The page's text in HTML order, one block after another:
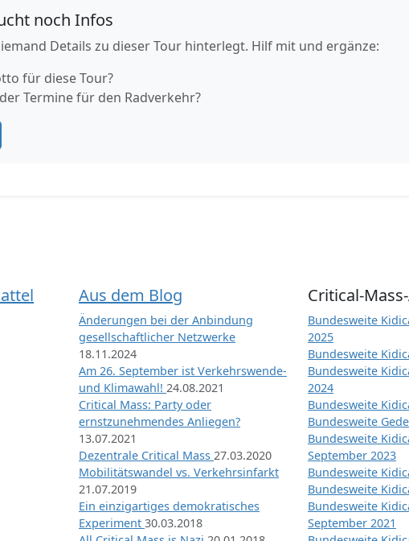
noch Infos
Details zu dieser Tour hinterlegt. Hilf mit und ergänze:
für diese Tour?
Termine für den Radverkehr?
Aus dem Blog
Änderungen bei der Anbindung
gesellschaftlicher Netzwerke
18.11.2024
Am 26. September ist Verkehrswende-
und Klimawahl! 24.08.2021
Critical Mass: Party oder
ernstzunehmendes Anliegen?
13.07.2021
Dezentrale Critical Mass 27.03.2020
Mobilitätswandel vs. Verkehrsinfarkt
21.07.2019
Ein einzigartiges demokratisches
Experiment 30.03.2018
Critical-
Bundesweite
2025
Bundesweite
Bundesweite
2024
Bundesweite
Bundesweite
Bundesweite
September 2023
Bundesweite
Bundesweite
Bundesweite
September 2021